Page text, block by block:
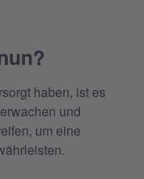
haben, ist es
und
um eine